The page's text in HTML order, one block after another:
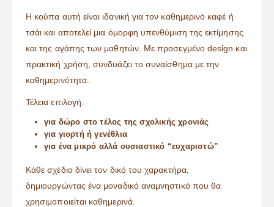
Η κούπα αυτή είναι ιδανική για τον καθημερινό καφέ ή
τσάι και αποτελεί μια όμορφη υπενθύμιση της εκτίμησης
και της αγάπης των μαθητών. Με προσεγμένο design και
πρακτική χρήση, συνδυάζει το συναίσθημα με την
καθημερινότητα.
Τέλεια επιλογή:
για δώρο στο τέλος της σχολικής χρονιάς
για γιορτή ή γενέθλια
για ένα μικρό αλλά ουσιαστικό “ευχαριστώ”
Κάθε σχέδιο δίνει τον δικό του χαρακτήρα,
δημιουργώντας ένα μοναδικό αναμνηστικό που θα
χρησιμοποιείται καθημερινά.